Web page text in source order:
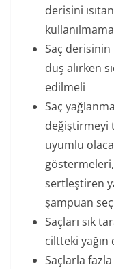
derisini
Saç
duş alırken
edilmeli
Saç
değiştirmeyi
uyumlu
sertleştiren
şampuan
Saçları sık
ciltteki yağın
Saçlarla fazla